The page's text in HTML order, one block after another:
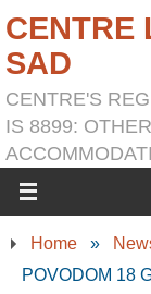
CENTRE
SAD
CENTRE'S
IS 8899:
Home »
POVODOM 18